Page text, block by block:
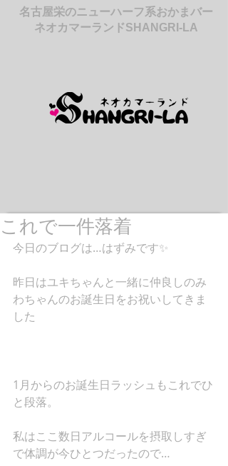
名古屋栄のニューハーフ系おかまバー
ネオカマーランドSHANGRI-LA
これで一件落着
今日のブログは…はずみです✨
昨日はユキちゃんと一緒に仲良しのみ
わちゃんのお誕生日をお祝いしてきま
した
1月からのお誕生日ラッシュもこれでひ
と段落。
私はここ数日アルコールを摂取しすぎ
で体調が今ひとつだったので…